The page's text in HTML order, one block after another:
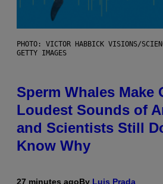
PHOTO: VICTOR HABBICK VISIONS/
GETTY IMAGES
Sperm Whales Make
Loudest Sounds of
and Scientists Still
Know Why
27 minutes agoBy Luis Prada